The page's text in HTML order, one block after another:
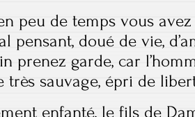
peu de temps vous
pensant, doué de vie,
prenez garde, car
très sauvage, épri de
enfanté, le fils de